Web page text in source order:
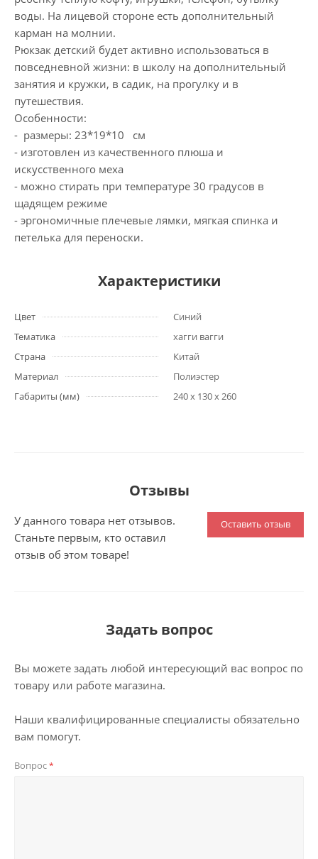
воды. На лицевой стороне есть дополнительный
карман на молнии.
Рюкзак детский будет активно использоваться в
повседневной жизни: в школу на дополнительный
занятия и кружки, в садик, на прогулку и в
путешествия.
Особенности:
- размеры: 23*19*10 см
- изготовлен из качественного плюша и
искусственного меха
- можно стирать при температуре 30 градусов в
щадящем режиме
- эргономичные плечевые лямки, мягкая спинка и
петелька для переноски.
Характеристики
Цвет
Синий
Тематика
хагги вагги
Страна
Китай
Материал
Полиэстер
Габариты (мм)
240 x 130 x 260
Отзывы
Оставить отзыв
У данного товара нет отзывов.
Станьте первым, кто оставил
отзыв об этом товаре!
Задать вопрос
Вы можете задать любой интересующий вас вопрос по
товару или работе магазина.
Наши квалифицированные специалисты обязательно
вам помогут.
Вопрос*